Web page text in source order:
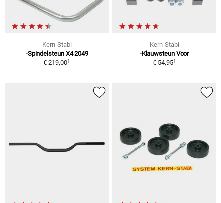
Kern-Stabi
-Spindelsteun X4 2049
€ 219,001
Kern-Stabi
-Klauwsteun Voor
€ 54,951